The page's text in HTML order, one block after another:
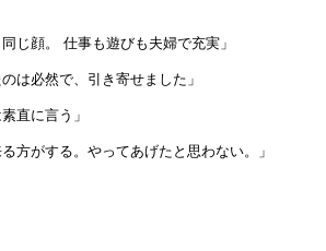
同じ顔。 仕事も遊びも夫婦で充実」
のは必然で、引き寄せました」
直に言う」
る方がする。やってあげたと思わない。」